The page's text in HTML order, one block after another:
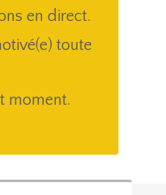
en direct.
toute
moment.